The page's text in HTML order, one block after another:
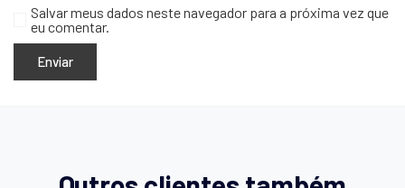
Salvar meus dados neste navegador para a próxima vez que
eu comentar.